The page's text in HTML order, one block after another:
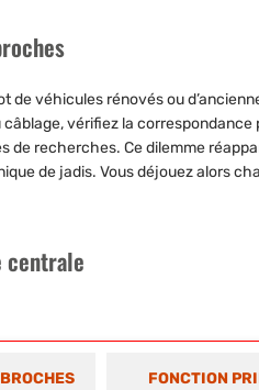
de véhicules rénovés ou
vérifiez la
de recherches. Ce dilemme
de jadis. Vous déjouez alors
centrale
FONCTION